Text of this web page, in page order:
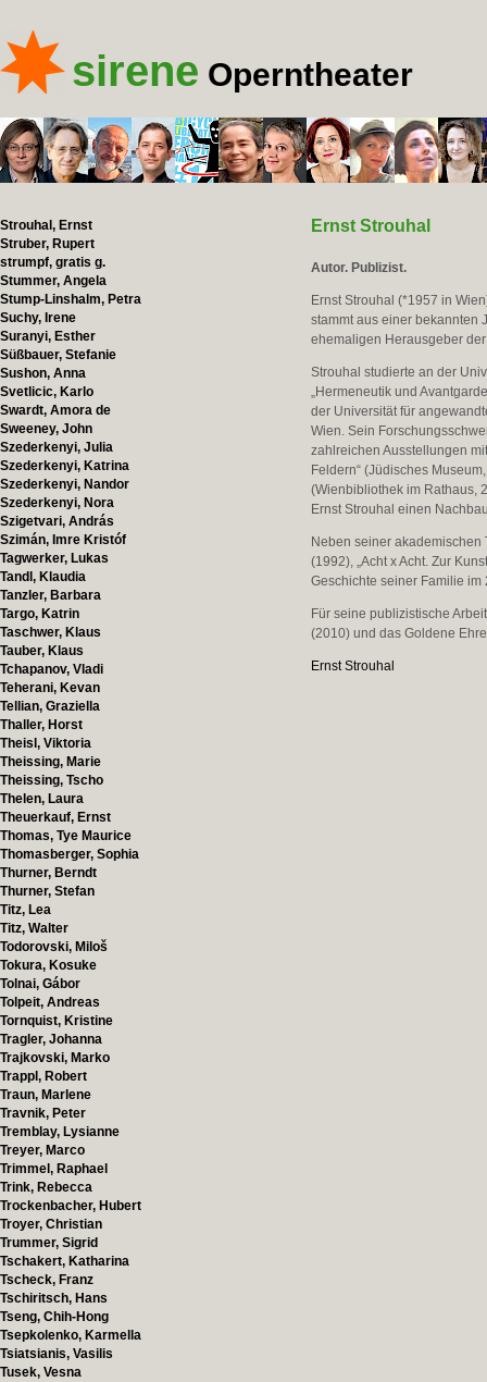
sirene Operntheater
Strouhal, Ernst
Struber, Rupert
strumpf, gratis g.
Stummer, Angela
Stump-Linshalm, Petra
Suchy, Irene
Suranyi, Esther
Süßbauer, Stefanie
Sushon, Anna
Svetlicic, Karlo
Swardt, Amora de
Sweeney, John
Szederkenyi, Julia
Szederkenyi, Katrina
Szederkenyi, Nandor
Szederkenyi, Nora
Szigetvari, András
Szimán, Imre Kristóf
Tagwerker, Lukas
Tandl, Klaudia
Tanzler, Barbara
Targo, Katrin
Taschwer, Klaus
Tauber, Klaus
Tchapanov, Vladi
Teherani, Kevan
Tellian, Graziella
Thaller, Horst
Theisl, Viktoria
Theissing, Marie
Theissing, Tscho
Thelen, Laura
Theuerkauf, Ernst
Thomas, Tye Maurice
Thomasberger, Sophia
Thurner, Berndt
Thurner, Stefan
Titz, Lea
Titz, Walter
Todorovski, Miloš
Tokura, Kosuke
Tolnai, Gábor
Tolpeit, Andreas
Tornquist, Kristine
Tragler, Johanna
Trajkovski, Marko
Trappl, Robert
Traun, Marlene
Travnik, Peter
Tremblay, Lysianne
Treyer, Marco
Trimmel, Raphael
Trink, Rebecca
Trockenbacher, Hubert
Troyer, Christian
Trummer, Sigrid
Tschakert, Katharina
Tscheck, Franz
Tschiritsch, Hans
Tseng, Chih-Hong
Tsepkolenko, Karmella
Tsiatsianis, Vasilis
Tusek, Vesna
Ernst Strouhal
Autor. Publizist.
Ernst Strouhal (*1957 in
stammt aus einer bekannten
ehemaligen Herausgeber
Strouhal studierte an der
„Hermeneutik und
der Universität für
Wien. Sein
zahlreichen Ausstellungen
Feldern“ (Jüdisches
(Wienbibliothek im Rathaus,
Ernst Strouhal einen
Neben seiner akademischen
(1992), „Acht x Acht. Zur
Geschichte seiner Familie
Für seine publizistische
(2010) und das Goldene
Ernst Strouhal